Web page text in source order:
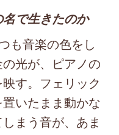
で生きたのか
も音楽の色をし
光が、ピアノの
す。フェリック
いたまま動かな
まう音が、あま